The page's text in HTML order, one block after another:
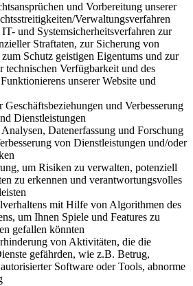
und Vorbereitung unserer
Verwaltungsverfahren
und Systemsicherheitsverfahren zur
Straftaten, zur Sicherung von
Schutz geistigen Eigentums und zur
technischen Verfügbarkeit und des
unserer Website und
Geschäftsbeziehungen und Verbesserung
Dienstleistungen
Datenerfassung und Forschung
von Dienstleistungen und/oder
um Risiken zu verwalten, potenziell
zu erkennen und verantwortungsvolles
mit Hilfe von Algorithmen des
um Ihnen Spiele und Features zu
gefallen könnten
von Aktivitäten, die die
gefährden, wie z.B. Betrug,
Software oder Tools, abnorme